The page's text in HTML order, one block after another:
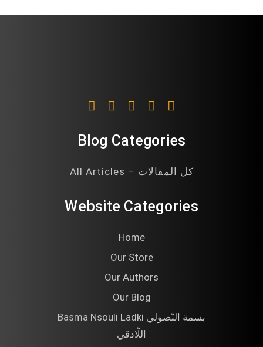
Blog Categories
All Articles – كل المقالات
Website Categories
Home
Our Store
Our Authors
Our Blog
Basma Nsouli Ladki بسمة النّصولي
اللّادقي